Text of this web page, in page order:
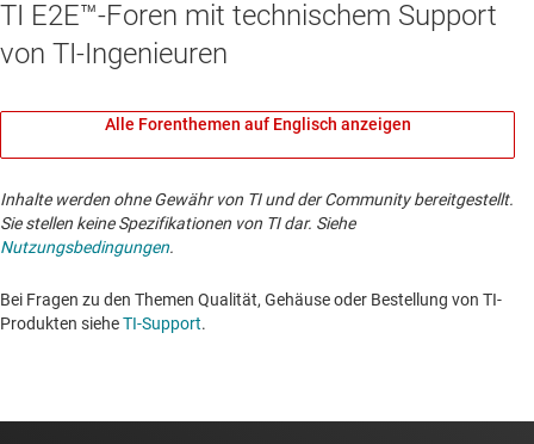
TI E2E™-Foren mit technischem Support
von TI-Ingenieuren
Alle Forenthemen auf Englisch anzeigen
Inhalte werden ohne Gewähr von TI und der Community bereitgestellt.
Sie stellen keine Spezifikationen von TI dar. Siehe
Nutzungsbedingungen.
Bei Fragen zu den Themen Qualität, Gehäuse oder Bestellung von TI-
Produkten sieheTI-Support. ​​​​​​​​​​​​​​